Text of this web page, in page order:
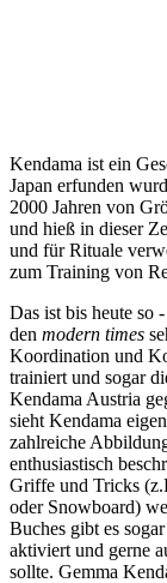
Kendama ist ein
Japan erfunden
2000 Jahren von
und hieß in dieser
und für Rituale
zum Training von
Das ist bis heute so
den modern times
Koordination und
trainiert und sogar
Kendama Austria
sieht Kendama
zahlreiche
enthusiastisch
Griffe und Tricks
oder Snowboard)
Buches gibt es
aktiviert und gerne
sollte. Gemma